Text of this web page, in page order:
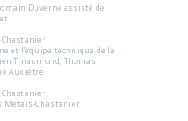
Duverne assisté de
Chastanier
et l’équipe technique de la
Thiaumond, Thomas
Auxiètre
Chastanier
Métais-Chastanier